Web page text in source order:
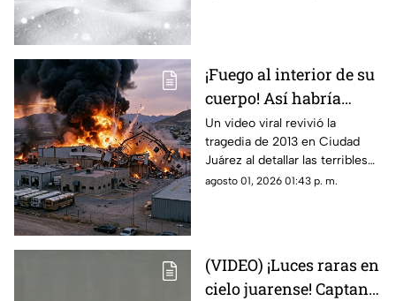
¡Fuego al interior de su
cuerpo! Así habría
muerto una de las
víctimas de la
explosión de una
maquiladora en Ciudad
Un video viral revivió la
tragedia de 2013 en Ciudad
Juárez al detallar las terribles
quemaduras internas que
agosto 01, 2026 01:43 p. m.
(VIDEO) ¡Luces raras en
cielo juarense! Captan